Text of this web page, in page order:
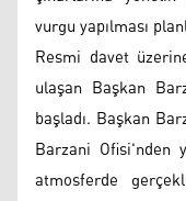
vurgu yapılması
Resmi davet
ulaşan Başkan
başladı. Başkan
Barzani Ofisi'nden
atmosferde